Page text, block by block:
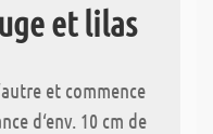
et lilas
et commence
d‘env. 10 cm de